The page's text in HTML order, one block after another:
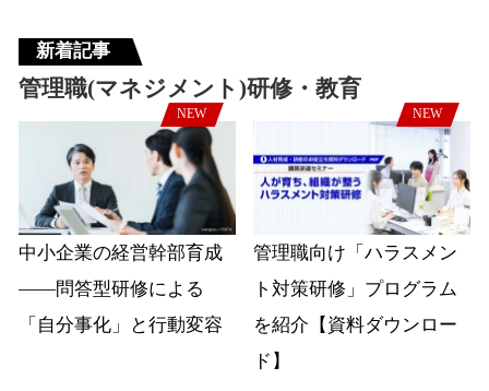
新着記事
管理職(マネジメント)研修・教育
NEW
中小企業の経営幹部育成
――問答型研修による
「自分事化」と行動変容
NEW
管理職向け「ハラスメン
ト対策研修」プログラム
を紹介【資料ダウンロー
ド】